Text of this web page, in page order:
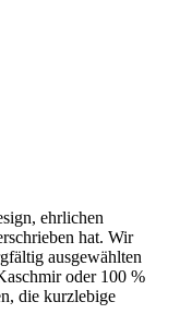
ehrlichen
hat. Wir
ausgewählten
oder 100 %
die kurzlebige